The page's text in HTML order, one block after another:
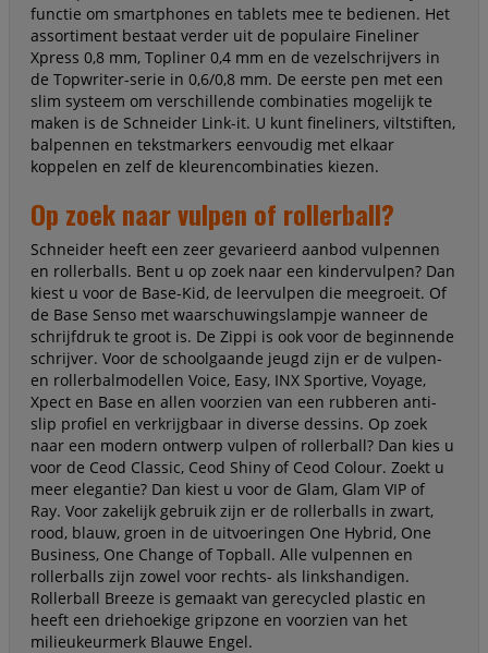
functie om smartphones en tablets mee te bedienen. Het
assortiment bestaat verder uit de populaire Fineliner
Xpress 0,8 mm, Topliner 0,4 mm en de vezelschrijvers in
de Topwriter-serie in 0,6/0,8 mm. De eerste pen met een
slim systeem om verschillende combinaties mogelijk te
maken is de Schneider Link-it. U kunt fineliners, viltstiften,
balpennen en tekstmarkers eenvoudig met elkaar
koppelen en zelf de kleurencombinaties kiezen.
Op zoek naar vulpen of rollerball?
Schneider heeft een zeer gevarieerd aanbod vulpennen
en rollerballs. Bent u op zoek naar een kindervulpen? Dan
kiest u voor de Base-Kid, de leervulpen die meegroeit. Of
de Base Senso met waarschuwingslampje wanneer de
schrijfdruk te groot is. De Zippi is ook voor de beginnende
schrijver. Voor de schoolgaande jeugd zijn er de vulpen-
en rollerbalmodellen Voice, Easy, INX Sportive, Voyage,
Xpect en Base en allen voorzien van een rubberen anti-
slip profiel en verkrijgbaar in diverse dessins. Op zoek
naar een modern ontwerp vulpen of rollerball? Dan kies u
voor de Ceod Classic, Ceod Shiny of Ceod Colour. Zoekt u
meer elegantie? Dan kiest u voor de Glam, Glam VIP of
Ray. Voor zakelijk gebruik zijn er de rollerballs in zwart,
rood, blauw, groen in de uitvoeringen One Hybrid, One
Business, One Change of Topball. Alle vulpennen en
rollerballs zijn zowel voor rechts- als linkshandigen.
Rollerball Breeze is gemaakt van gerecycled plastic en
heeft een driehoekige gripzone en voorzien van het
milieukeurmerk Blauwe Engel.